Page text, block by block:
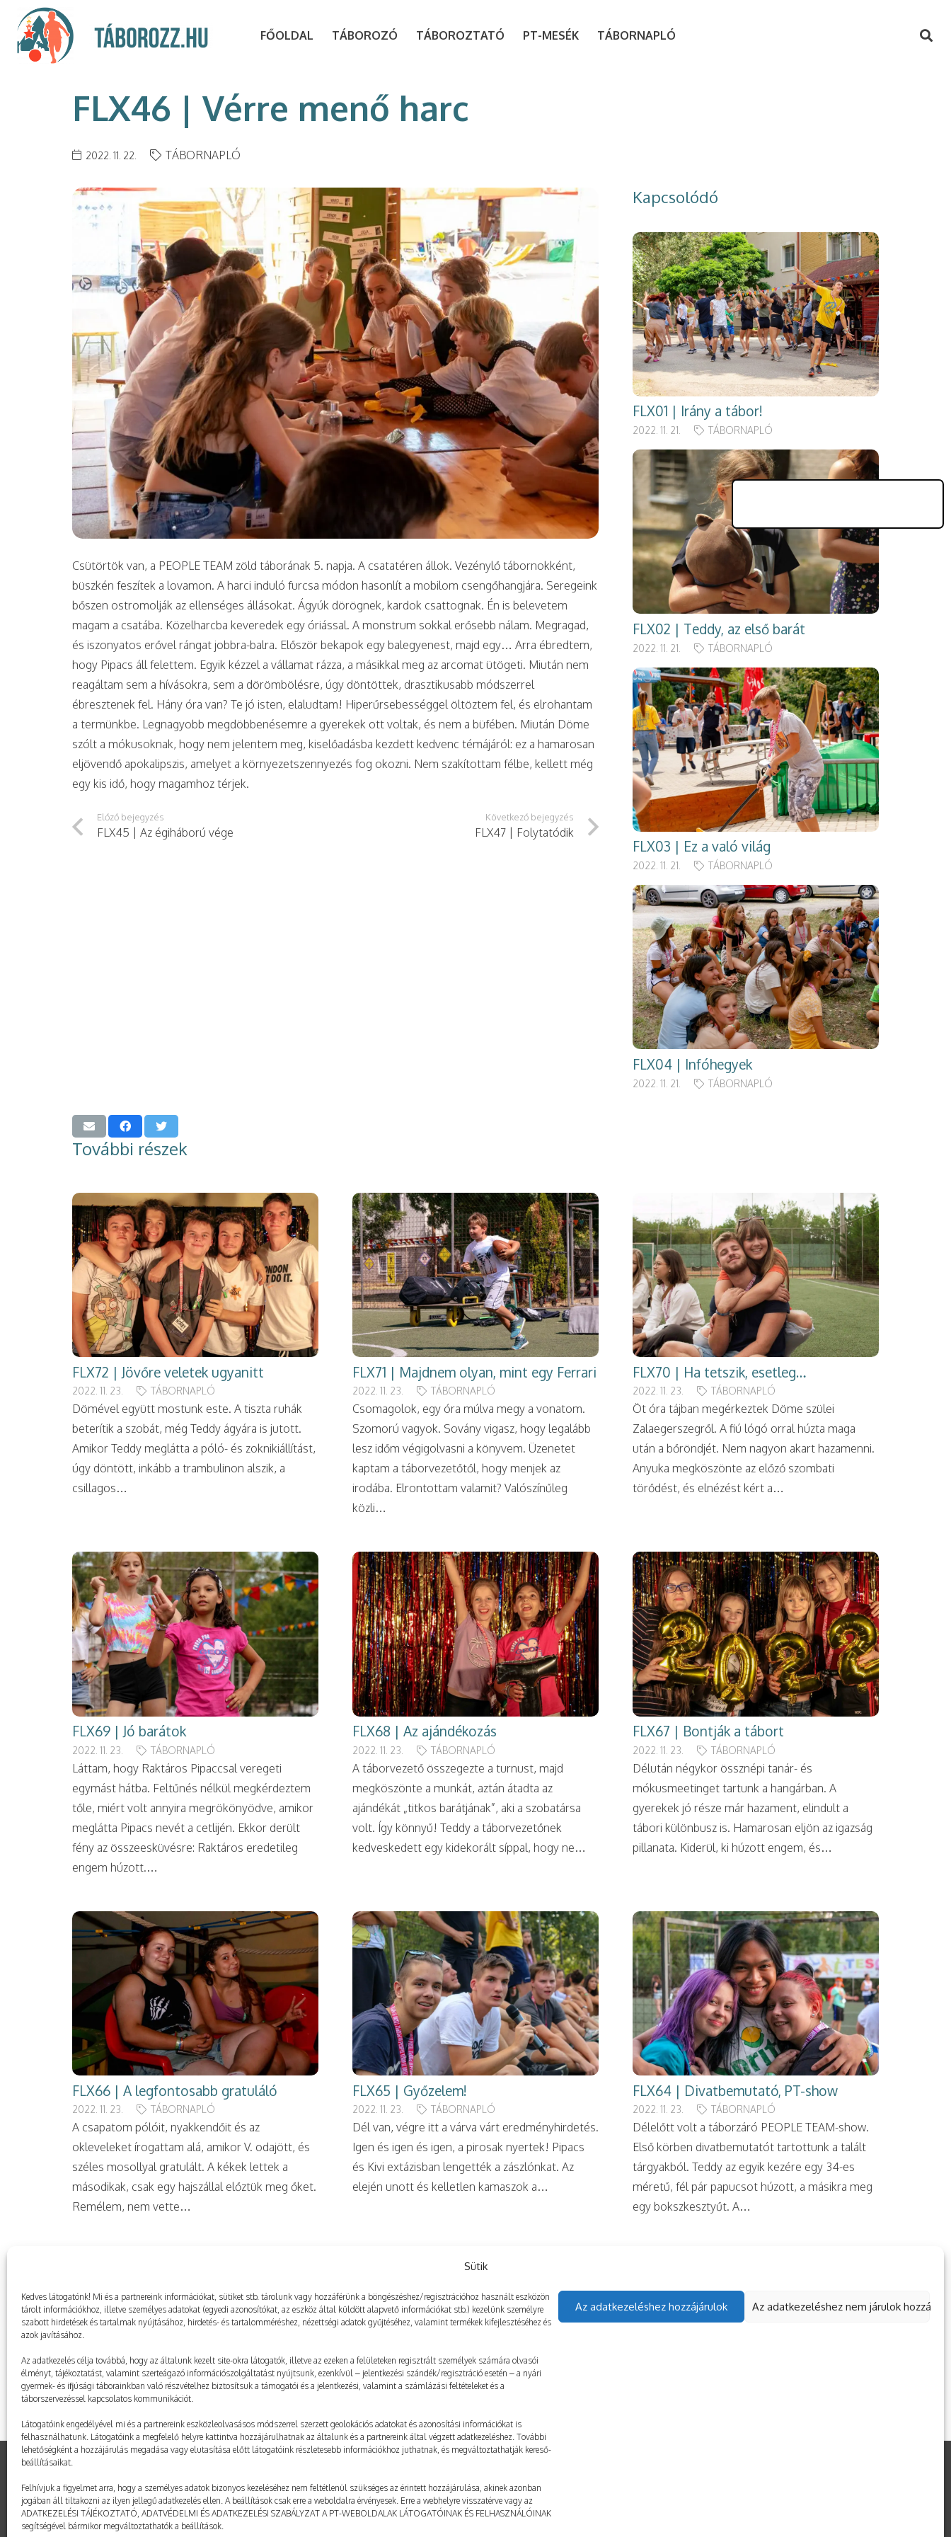
Sütik
Kedves látogatónk! Mi és a partnereink információkat, sütiket stb. tárolunk vagy hozzáférünk a böngészéshez/regisztrációhoz használt eszközön
tárolt információkhoz, illetve személyes adatokat (egyedi azonosítókat, az eszköz által küldött alapvető információkat stb.) kezelünk személyre
szabott hirdetések és tartalmak nyújtásához, hirdetés- és tartalomméréshez, nézettségi adatok gyűjtéséhez, valamint termékek kifejlesztéséhez és
azok javításához.
Az adatkezelés célja továbbá, hogy az általunk kezelt site-okra látogatók, illetve az ezeken a felületeken regisztrált személyek számára olvasói
élményt, tájékoztatást, valamint szerteágazó információszolgáltatást nyújtsunk, ezenkívül – jelentkezési szándék/regisztráció esetén – a nyári
gyermek- és ifjúsági táborainkban való részvételhez biztosítsuk a támogatói és a jelentkezési, valamint a számlázási feltételeket és a
táborszervezéssel kapcsolatos kommunikációt.
Látogatóink engedélyével mi és a partnereink eszközleolvasásos módszerrel szerzett geolokációs adatokat és azonosítási információkat is
felhasználhatunk. Látogatóink a megfelelő helyre kattintva hozzájárulhatnak az általunk és a partnereink által végzett adatkezeléshez. További
lehetőségként a hozzájárulás megadása vagy elutasítása előtt látogatóink részletesebb információkhoz juthatnak, és megváltoztathatják kereső-
beállításaikat.
Felhívjuk a figyelmet arra, hogy a személyes adatok bizonyos kezeléséhez nem feltétlenül szükséges az érintett hozzájárulása, akinek azonban
jogában áll tiltakozni az ilyen jellegű adatkezelés ellen. A beállítások csak erre a weboldalra érvényesek. Erre a webhelyre visszatérve vagy az
ADATKEZELÉSI TÁJÉKOZTATÓ, ADATVÉDELMI ÉS ADATKEZELÉSI SZABÁLYZAT A PT-WEBOLDALAK LÁTOGATÓINAK ÉS FELHASZNÁLÓINAK
segítségével bármikor megváltoztathatók a beállítások.
Az adatkezeléshez hozzájárulok Az adatkezeléshez nem járulok hozzá
FŐOLDAL TÁBOROZÓ TÁBOROZTATÓ PT-MESÉK TÁBORNAPLÓ
FLX46 | Vérre menő harc
2022. 11. 22. TÁBORNAPLÓ
Csütörtök van, a PEOPLE TEAM zöld táborának 5. napja. A csatatéren állok. Vezénylő tábornokként,
büszkén feszítek a lovamon. A harci induló furcsa módon hasonlít a mobilom csengőhangjára. Seregeink
bőszen ostromolják az ellenséges állásokat. Ágyúk dörögnek, kardok csattognak. Én is belevetem
magam a csatába. Közelharcba keveredek egy óriással. A monstrum sokkal erősebb nálam. Megragad,
és iszonyatos erővel rángat jobbra-balra. Először bekapok egy balegyenest, majd egy… Arra ébredtem,
hogy Pipacs áll felettem. Egyik kézzel a vállamat rázza, a másikkal meg az arcomat ütögeti. Miután nem
reagáltam sem a hívásokra, sem a dörömbölésre, úgy döntöttek, drasztikusabb módszerrel
ébresztenek fel. Hány óra van? Te jó isten, elaludtam! Hiperűrsebességgel öltöztem fel, és elrohantam
a termünkbe. Legnagyobb megdöbbenésemre a gyerekek ott voltak, és nem a büfében. Miután Döme
szólt a mókusoknak, hogy nem jelentem meg, kiselőadásba kezdett kedvenc témájáról: ez a hamarosan
eljövendő apokalipszis, amelyet a környezetszennyezés fog okozni. Nem szakítottam félbe, kellett még
egy kis idő, hogy magamhoz térjek.
Előző bejegyzés
FLX45 | Az égiháború vége
Következő bejegyzés
FLX47 | Folytatódik
Kapcsolódó
FLX01 | Irány a tábor!
2022. 11. 21. TÁBORNAPLÓ
FLX02 | Teddy, az első barát
2022. 11. 21. TÁBORNAPLÓ
FLX03 | Ez a való világ
2022. 11. 21. TÁBORNAPLÓ
FLX04 | Infóhegyek
2022. 11. 21. TÁBORNAPLÓ
További részek
FLX72 | Jövőre veletek ugyanitt
2022. 11. 23. TÁBORNAPLÓ
Dömével együtt mostunk este. A tiszta ruhák
beterítik a szobát, még Teddy ágyára is jutott.
Amikor Teddy meglátta a póló- és zoknikiállítást,
úgy döntött, inkább a trambulinon alszik, a
csillagos…
FLX71 | Majdnem olyan, mint egy Ferrari
2022. 11. 23. TÁBORNAPLÓ
Csomagolok, egy óra múlva megy a vonatom.
Szomorú vagyok. Sovány vigasz, hogy legalább
lesz időm végigolvasni a könyvem. Üzenetet
kaptam a táborvezetőtől, hogy menjek az
irodába. Elrontottam valamit? Valószínűleg
közli…
FLX70 | Ha tetszik, esetleg…
2022. 11. 23. TÁBORNAPLÓ
Öt óra tájban megérkeztek Döme szülei
Zalaegerszegről. A fiú lógó orral húzta maga
után a bőröndjét. Nem nagyon akart hazamenni.
Anyuka megköszönte az előző szombati
törődést, és elnézést kért a…
FLX69 | Jó barátok
2022. 11. 23. TÁBORNAPLÓ
Láttam, hogy Raktáros Pipaccsal veregeti
egymást hátba. Feltűnés nélkül megkérdeztem
tőle, miért volt annyira megrökönyödve, amikor
meglátta Pipacs nevét a cetlijén. Ekkor derült
fény az összeesküvésre: Raktáros eredetileg
engem húzott.…
FLX68 | Az ajándékozás
2022. 11. 23. TÁBORNAPLÓ
A táborvezető összegezte a turnust, majd
megköszönte a munkát, aztán átadta az
ajándékát „titkos barátjának”, aki a szobatársa
volt. Így könnyű! Teddy a táborvezetőnek
kedveskedett egy kidekorált síppal, hogy ne…
FLX67 | Bontják a tábort
2022. 11. 23. TÁBORNAPLÓ
Délután négykor össznépi tanár- és
mókusmeetinget tartunk a hangárban. A
gyerekek jó része már hazament, elindult a
tábori különbusz is. Hamarosan eljön az igazság
pillanata. Kiderül, ki húzott engem, és…
FLX66 | A legfontosabb gratuláló
2022. 11. 23. TÁBORNAPLÓ
A csapatom pólóit, nyakkendőit és az
okleveleket írogattam alá, amikor V. odajött, és
széles mosollyal gratulált. A kékek lettek a
másodikak, csak egy hajszállal előztük meg őket.
Remélem, nem vette…
FLX65 | Győzelem!
2022. 11. 23. TÁBORNAPLÓ
Dél van, végre itt a várva várt eredményhirdetés.
Igen és igen és igen, a pirosak nyertek! Pipacs
és Kivi extázisban lengették a zászlónkat. Az
elején unott és kelletlen kamaszok a…
FLX64 | Divatbemutató, PT-show
2022. 11. 23. TÁBORNAPLÓ
Délelőtt volt a táborzáró PEOPLE TEAM-show.
Első körben divatbemutatót tartottunk a talált
tárgyakból. Teddy az egyik kezére egy 34-es
méretű, fél pár papucsot húzott, a másikra meg
egy bokszkesztyűt. A…
Még több
© taborozz.hu
GDPR | Adatvédelmi és adatkezelési szabályzat